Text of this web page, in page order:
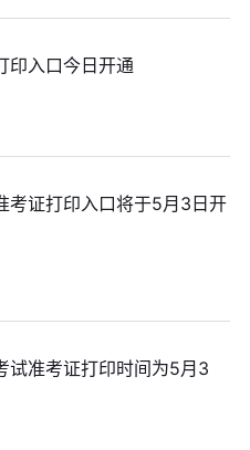
印入口今日开通
考证打印入口将于5月3日开
试准考证打印时间为5月3